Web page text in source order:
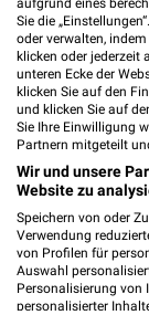
Sie die
oder verwalten,
klicken oder jederzeit
unteren Ecke der
klicken Sie auf den
und klicken Sie auf
Sie Ihre Einwilligung
Partnern mitgeteilt
Wir und unsere
Website zu
Speichern von oder
Verwendung
von Profilen für
Auswahl
Personalisierung von
personalisierter